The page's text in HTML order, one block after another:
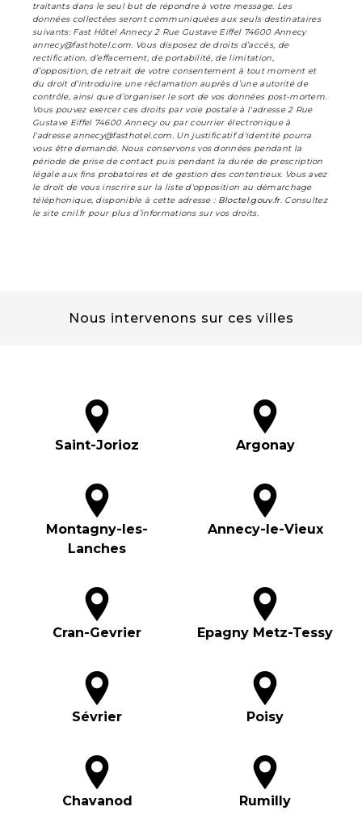
traitants dans le seul but de répondre à votre message. Les
données collectées seront communiquées aux seuls destinataires
suivants: Fast Hôtel Annecy 2 Rue Gustave Eiffel 74600 Annecy
annecy@fasthotel.com. Vous disposez de droits d’accès, de
rectification, d’effacement, de portabilité, de limitation,
d’opposition, de retrait de votre consentement à tout moment et
du droit d’introduire une réclamation auprès d’une autorité de
contrôle, ainsi que d’organiser le sort de vos données post-mortem.
Vous pouvez exercer ces droits par voie postale à l'adresse 2 Rue
Gustave Eiffel 74600 Annecy ou par courrier électronique à
l'adresse annecy@fasthotel.com. Un justificatif d'identité pourra
vous être demandé. Nous conservons vos données pendant la
période de prise de contact puis pendant la durée de prescription
légale aux fins probatoires et de gestion des contentieux. Vous avez
le droit de vous inscrire sur la liste d'opposition au démarchage
téléphonique, disponible à cette adresse : Bloctel.gouv.fr. Consultez
le site cnil.fr pour plus d’informations sur vos droits.
Nous intervenons sur ces villes
Saint-Jorioz Argonay
Montagny-les-
Lanches
Annecy-le-Vieux
Cran-Gevrier Epagny Metz-Tessy
Sévrier Poisy
Chavanod Rumilly